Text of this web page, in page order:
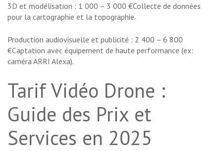
3D et modélisation : 1 000 – 3 000 €Collecte de données
pour la cartographie et la topographie.
Production audiovisuelle et publicité : 2 400 – 6 800
€Captation avec équipement de haute performance (ex:
caméra ARRI Alexa).
Tarif Vidéo Drone :
Guide des Prix et
Services en 2025